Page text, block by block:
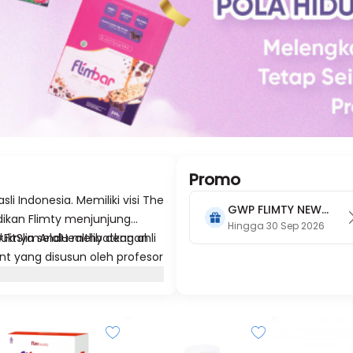
Indonesia. Memiliki visi The
Flimty menjunjung
selalu melibatkan ahli
yang disusun oleh profesor
Flimeal, Flimbar, dan
oleh masyarakat dan
dengan
Promo
GWP FLIMTY NEW
SHAKER
Hingga 30 Sep 2026